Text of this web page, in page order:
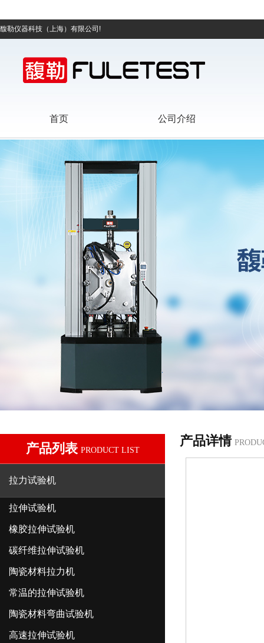
馥勒仪器科技（上海）有限公司!
首页 公司介绍
产品列表 PRODUCT LIST
拉力试验机
拉伸试验机
橡胶拉伸试验机
碳纤维拉伸试验机
陶瓷材料拉力机
常温的拉伸试验机
陶瓷材料弯曲试验机
高速拉伸试验机
产品详情